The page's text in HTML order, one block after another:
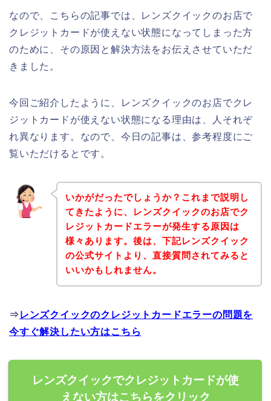
なので、こちらの記事では、レンズクイックのお店で
クレジットカードが使えない状態になってしまった方
のために、その原因と解決方法をお伝えさせていただ
きました。
今回ご紹介したように、レンズクイックのお店でクレ
ジットカードが使えない状態になる理由は、人それぞ
れ異なります。なので、今日の記事は、参考程度にご
覧いただけるとです。
いかがだったでしょうか？これまで説明し
てきたように、レンズクイックのお店でク
レジットカードエラーが発生する原因は
様々あります。後は、下記レンズクイック
の公式サイトより、直接質問されてみると
いいかもしれません。
⇒ レンズクイックのクレジットカードエラーの問題を
今すぐ解決したい方はこちら
レンズクイックでクレジットカードが使
えない方はこちらをクリック